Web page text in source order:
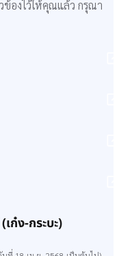
ข้องไว้ให้คุณแล้ว กรุณา
ก๋ง-กระบะ)